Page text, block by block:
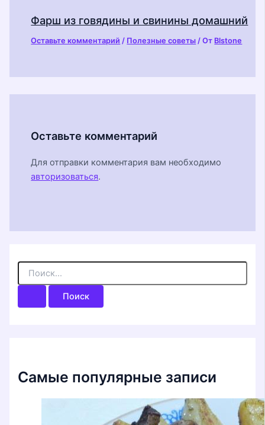
Фарш из говядины и свинины домашний
Оставьте комментарий / Полезные советы / От Blstone
Оставьте комментарий
Для отправки комментария вам необходимо
авторизоваться.
П
и
Самые популярные записи